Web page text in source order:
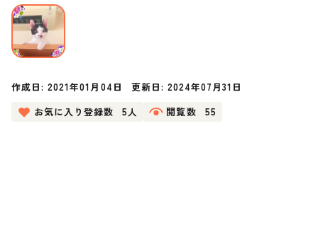
作成日:2021年01月04日 更新日: 2024年07月31日
お気に入り登録数
5人 閲覧数 55